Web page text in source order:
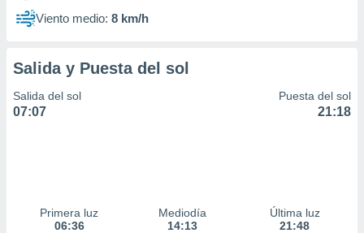
Viento medio: 8 km/h
Salida y Puesta del sol
Salida del sol
07:07
Puesta del sol
21:18
Primera luz
06:36
Mediodía
14:13
Última luz
21:48